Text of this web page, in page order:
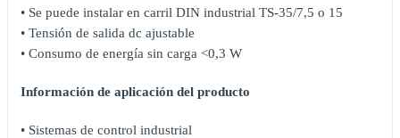
• Se puede instalar en carril DIN industrial TS-35/7,5 o 15
• Tensión de salida dc ajustable
• Consumo de energía sin carga <0,3 W
Información de aplicación del producto
• Sistemas de control industrial